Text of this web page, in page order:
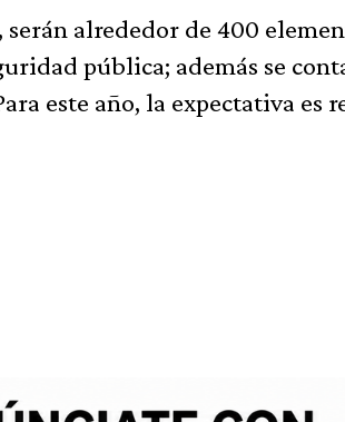
alrededor de 400
pública; además se
este año, la expectativa